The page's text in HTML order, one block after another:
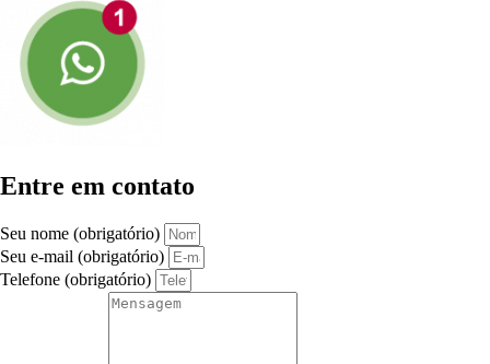
Entre em contato
Seu nome (obrigatório)
Seu e-mail (obrigatório)
Telefone (obrigatório)